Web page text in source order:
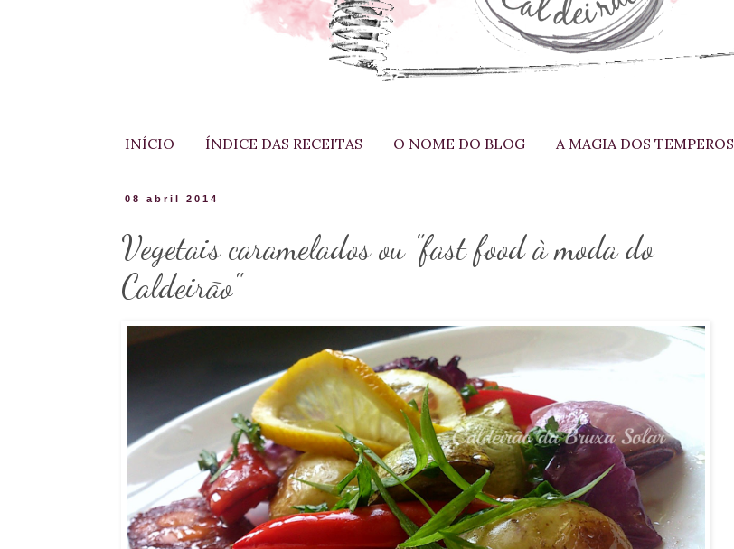
INÍCIO ÍNDICE DAS RECEITAS O NOME DO BLOG A MAGIA DOS TEMPEROS
08 abril 2014
Vegetais caramelados ou "fast food à moda do
Caldeirão"